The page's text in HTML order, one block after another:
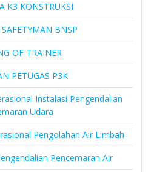
K3 KONSTRUKSI
BNSP
OF TRAINER
PETUGAS P3K
Instalasi Pengendalian
Udara
Pengolahan Air Limbah
Pencemaran Air